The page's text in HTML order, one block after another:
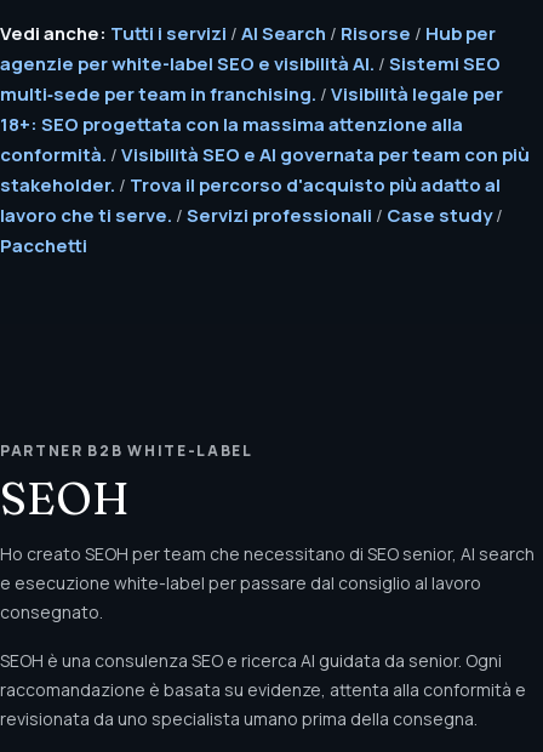
Vedi anche: Tutti i servizi / AI Search / Risorse / Hub per
agenzie per white-label SEO e visibilità AI. / Sistemi SEO
multi‑sede per team in franchising. / Visibilità legale per
18+: SEO progettata con la massima attenzione alla
conformità. / Visibilità SEO e AI governata per team con più
stakeholder. / Trova il percorso d'acquisto più adatto al
lavoro che ti serve. / Servizi professionali / Case study/
Pacchetti
PARTNER B2B WHITE-LABEL
SEOH
Ho creato SEOH per team che necessitano di SEO senior, AI search
e esecuzione white-label per passare dal consiglio al lavoro
consegnato.
SEOH è una consulenza SEO e ricerca AI guidata da senior. Ogni
raccomandazione è basata su evidenze, attenta alla conformità e
revisionata da uno specialista umano prima della consegna.